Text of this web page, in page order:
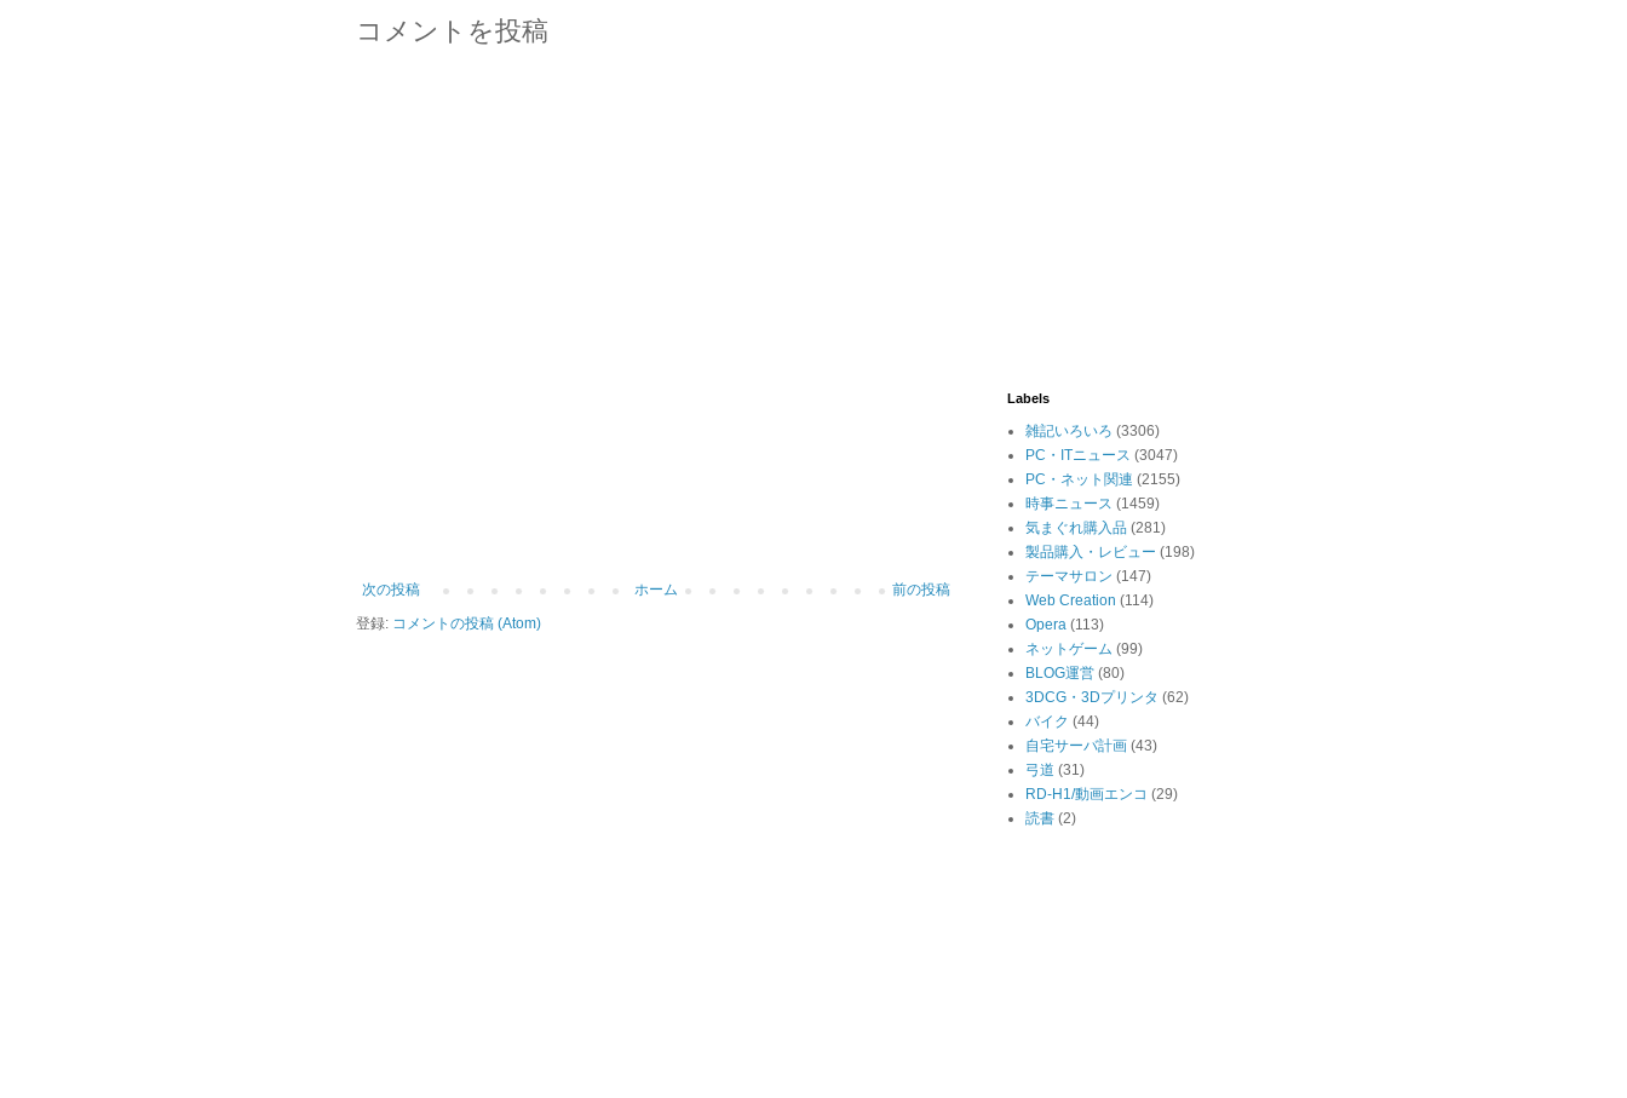
コメントを投稿
次の投稿 前の投稿
ホーム
登録: コメントの投稿 (Atom)
Labels
雑記いろいろ (3306)
PC・ITニュース (3047)
PC・ネット関連 (2155)
時事ニュース (1459)
気まぐれ購入品 (281)
製品購入・レビュー (198)
テーマサロン (147)
Web Creation (114)
Opera (113)
ネットゲーム (99)
BLOG運営 (80)
3DCG・3Dプリンタ (62)
バイク (44)
自宅サーバ計画 (43)
弓道 (31)
RD-H1/動画エンコ (29)
読書 (2)